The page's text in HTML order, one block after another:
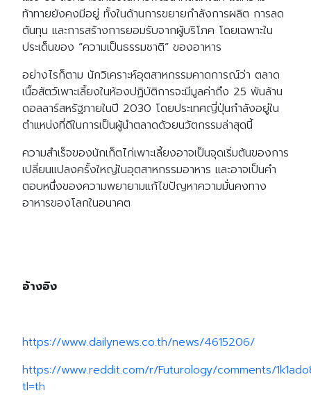
for: Search
ท้าทายยังคงมีอยู่ ทั้งในด้านการขยายกำลังการผลิต การลด
ต้นทุน และการสร้างการยอมรับจากผู้บริโภค โดยเฉพาะใน
ประเด็นของ “ความเป็นธรรมชาติ” ของอาหาร
อย่างไรก็ตาม นักวิเคราะห์อุตสาหกรรมคาดการณ์ว่า ตลาด
เนื้อสัตว์เพาะเลี้ยงในห้องปฏิบัติการจะมีมูลค่าถึง 25 พันล้าน
ดอลลาร์สหรัฐภายในปี 2030 โดยประเทศญี่ปุ่นกำลังอยู่ใน
ตำแหน่งที่ดีในการเป็นผู้นำตลาดด้วยนวัตกรรมล่าสุดนี้
ความสำเร็จของนักเก็ตไก่เพาะเลี้ยงอาจเป็นจุดเริ่มต้นของการ
เปลี่ยนแปลงครั้งใหญ่ในอุตสาหกรรมอาหาร และอาจเป็นคำ
ตอบหนึ่งของความพยายามแก้ไขปัญหาความมั่นคงทาง
อาหารของโลกในอนาคต
อ้างอิง
https://www.dailynews.co.th/news/4615206/
https://www.reddit.com/r/Futurology/comments/
tl=th